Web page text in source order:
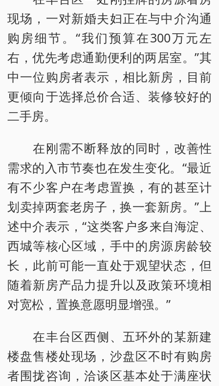
现场，一对新婚夫妇正在与中介沟通
购房细节。“我们预算在300万元左
右，优先考虑通勤便利的两居室。”其
中一位购房者表示，相比新房，目前
更倾向于选择总价合适、装修较好的
二手房。
在刚需不断释放的同时，改善性
需求的入市节奏也在发生变化。“最近
有不少客户在考虑置换，有的甚至计
划卖掉两套老房子，换一套新房。”上
述中介表示，“这类客户多来自海淀、
西城等核心区域，手中的房源房龄较
长，此前可能一直处于观望状态，但
随着新房产品力提升以及政策环境相
对宽松，置换意愿明显增强。”
在丰台区西侧、五环外的某新建
楼盘售楼处现场，沙盘区不时有购房
者围拢咨询，洽谈区基本处于满座状